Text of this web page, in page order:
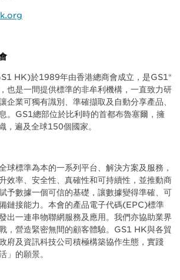
HK)於1989年由香港總商會成立，是GS1®
也是一間提供標準的非牟利機構，一直致力研
企業可獨有識別、準確擷取及自動分享產品、
。GS1總部位於比利時的首都布魯塞爾，擁
，遍及全球150個國家。
球標準為本的一系列平台、解決方案及服務，
效率、安全性、真確性和可持續性，並推動商
予數據一個可信的基礎，讓數據變得準確、可
鏈接能力。本會的產品電子代碼(EPC)標準
出一連串物聯網服務及應用。我們亦協助業界
，營造緊密無間的顧客體驗。GS1 HK與各貿
府及資訊科技公司積極構築協作生態，實踐
」的願景。